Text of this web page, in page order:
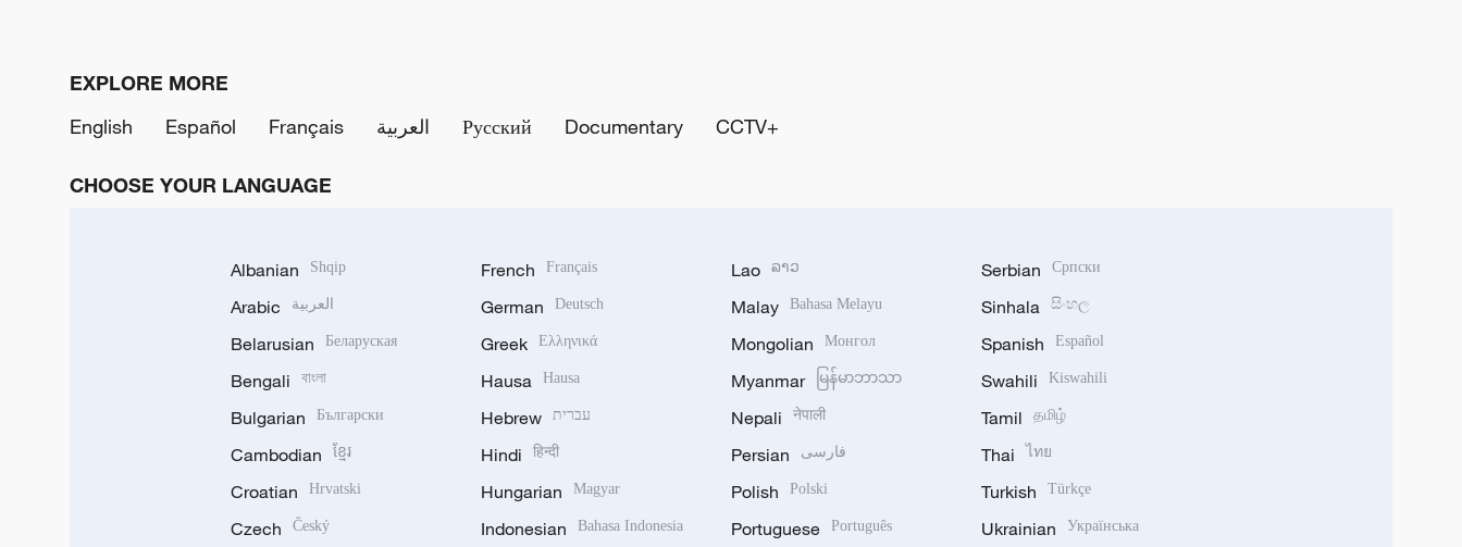
EXPLORE MORE
English
Español Français العربية Русский Documentary CCTV+
CHOOSE YOUR LANGUAGE
Albanian Shqip
Arabic العربية
Belarusian Беларуская
Bengali বাংলা
Bulgarian Български
Cambodian ខ្មែរ
Croatian Hrvatski
Czech Český
French Français
German Deutsch
Greek Ελληνικά
Hausa Hausa
Hebrew עברית
Hindi हिन्दी
Hungarian Magyar
Indonesian Bahasa Indonesia
Lao ລາວ
Malay Bahasa Melayu
Mongolian Монгол
Myanmar မြန်မာဘာသာ
Nepali नेपाली
Persian فارسی
Polish Polski
Portuguese Português
Serbian Српски
Sinhala සිංහල
Spanish Español
Swahili Kiswahili
Tamil தமிழ்
Thai ไทย
Turkish Türkçe
Ukrainian Українська